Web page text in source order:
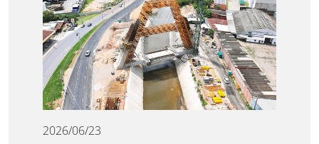
2026/06/23